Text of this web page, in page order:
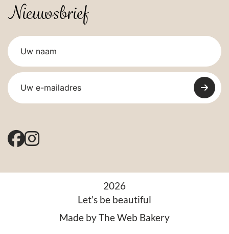
Nieuwsbrief
2026
Let’s be beautiful
Made byThe Web Bakery